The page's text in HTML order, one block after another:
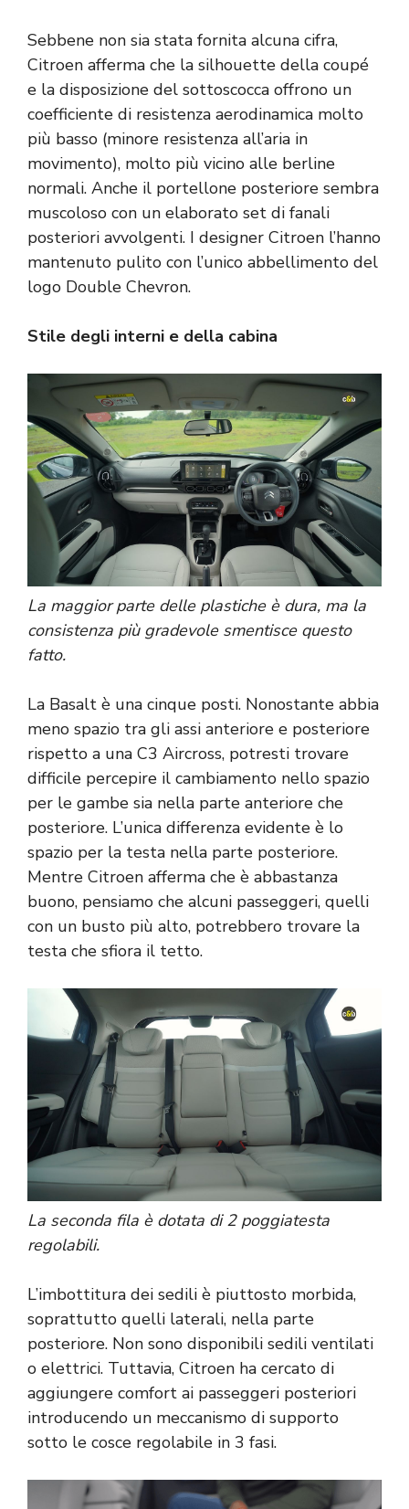
Sebbene non sia stata fornita alcuna cifra,
Citroen afferma che la silhouette della coupé
e la disposizione del sottoscocca offrono un
coefficiente di resistenza aerodinamica molto
più basso (minore resistenza all’aria in
movimento), molto più vicino alle berline
normali. Anche il portellone posteriore sembra
muscoloso con un elaborato set di fanali
posteriori avvolgenti. I designer Citroen l’hanno
mantenuto pulito con l’unico abbellimento del
logo Double Chevron.
Stile degli interni e della cabina
La maggior parte delle plastiche è dura, ma la
consistenza più gradevole smentisce questo
fatto.
La Basalt è una cinque posti. Nonostante abbia
meno spazio tra gli assi anteriore e posteriore
rispetto a una C3 Aircross, potresti trovare
difficile percepire il cambiamento nello spazio
per le gambe sia nella parte anteriore che
posteriore. L’unica differenza evidente è lo
spazio per la testa nella parte posteriore.
Mentre Citroen afferma che è abbastanza
buono, pensiamo che alcuni passeggeri, quelli
con un busto più alto, potrebbero trovare la
testa che sfiora il tetto.
La seconda fila è dotata di 2 poggiatesta
regolabili.
L’imbottitura dei sedili è piuttosto morbida,
soprattutto quelli laterali, nella parte
posteriore. Non sono disponibili sedili ventilati
o elettrici. Tuttavia, Citroen ha cercato di
aggiungere comfort ai passeggeri posteriori
introducendo un meccanismo di supporto
sotto le cosce regolabile in 3 fasi.